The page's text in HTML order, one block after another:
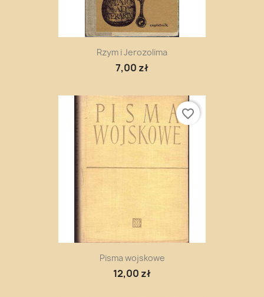
Rzym i Jerozolima
7,00 zł
Pisma wojskowe
12,00 zł
favorite_border